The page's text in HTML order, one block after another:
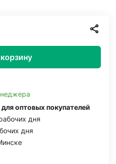
оптовых покупателей
дня
дня